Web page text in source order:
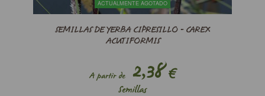
ACTUALMENTE AGOTADO
SEMILLAS DE YERBA CIPRESILLO - CAREX
ACUTIFORMIS
A partir de2,38€
Semillas